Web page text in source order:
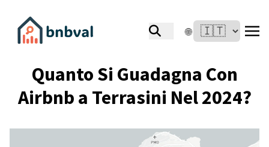
🌐
Quanto Si Guadagna Con
Airbnb a Terrasini Nel 2024?